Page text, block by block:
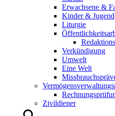
Erwachsene &
Kinder & Jugend
Liturgie
Verkündigung
Umwelt
Eine Welt
Zivildiener